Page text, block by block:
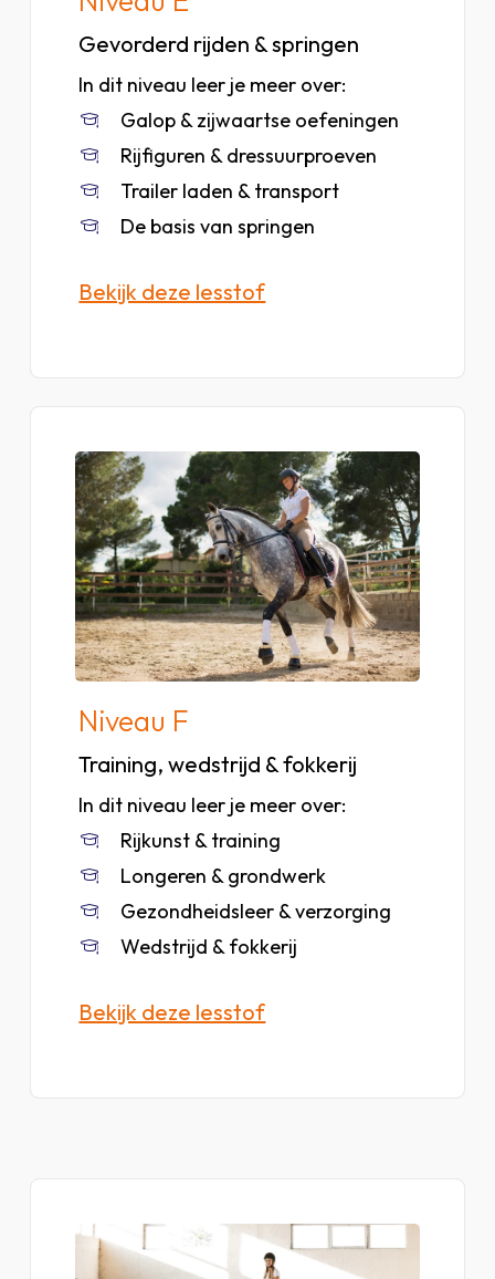
Gevorderd rijden & springen
In dit niveau leer je meer over:
Galop & zijwaartse oefeningen
Rijfiguren & dressuurproeven
Trailer laden & transport
De basis van springen
Bekijk deze lesstof
lesstof
niveau
Niveau F
Training, wedstrijd & fokkerij
In dit niveau leer je meer over:
Rijkunst & training
Longeren & grondwerk
Gezondheidsleer & verzorging
Wedstrijd & fokkerij
Bekijk deze lesstof
lesstof